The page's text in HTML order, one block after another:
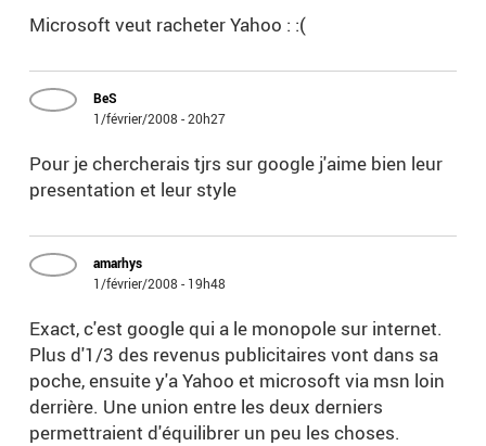
Microsoft veut racheter Yahoo : :(
BeS
1/février/2008 - 20h27
Pour je chercherais tjrs sur google j'aime bien leur
presentation et leur style
amarhys
1/février/2008 - 19h48
Exact, c'est google qui a le monopole sur internet.
Plus d'1/3 des revenus publicitaires vont dans sa
poche, ensuite y'a Yahoo et microsoft via msn loin
derrière. Une union entre les deux derniers
permettraient d'équilibrer un peu les choses.